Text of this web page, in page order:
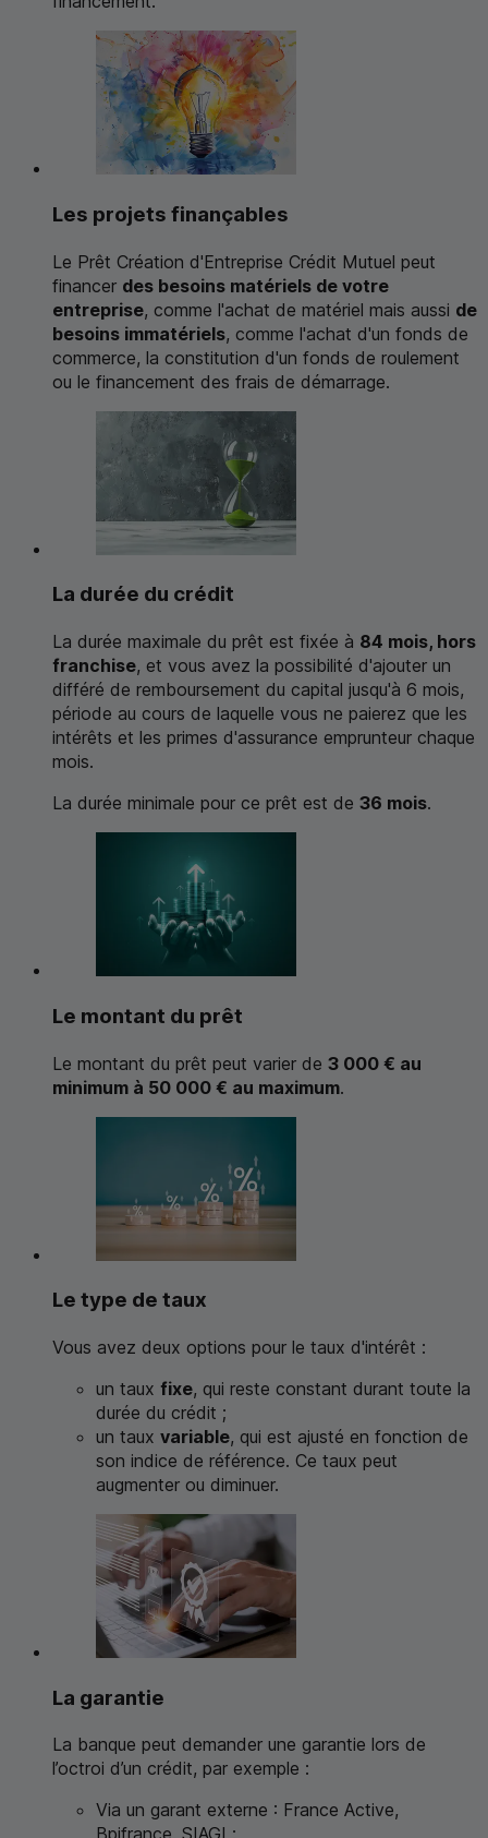
Les projets finançables
Le Prêt Création d'Entreprise Crédit Mutuel peut
financer des besoins matériels de votre
entreprise, comme l'achat de matériel mais aussi de
besoins immatériels, comme l'achat d'un fonds de
commerce, la constitution d'un fonds de roulement
ou le financement des frais de démarrage.
La durée du crédit
La durée maximale du prêt est fixée à 84 mois, hors
franchise, et vous avez la possibilité d'ajouter un
différé de remboursement du capital jusqu'à 6 mois,
période au cours de laquelle vous ne paierez que les
intérêts et les primes d'assurance emprunteur chaque
mois.
La durée minimale pour ce prêt est de 36 mois.
Le montant du prêt
Le montant du prêt peut varier de 3 000 € au
minimum à 50 000 € au maximum.
Le type de taux
Vous avez deux options pour le taux d'intérêt :
un taux fixe, qui reste constant durant toute la
durée du crédit ;
un taux variable, qui est ajusté en fonction de
son indice de référence. Ce taux peut
augmenter ou diminuer.
La garantie
La banque peut demander une garantie lors de
l’octroi d’un crédit, par exemple :
Via un garant externe : France Active,